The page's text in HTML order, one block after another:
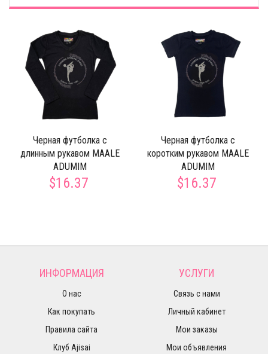
Черная футболка с
длинным рукавом MAALE
ADUMIM
$16.37
Черная футболка с
коротким рукавом MAALE
ADUMIM
$16.37
ИНФОРМАЦИЯ
О нас
Как покупать
Правила сайта
Клуб Ajisai
УСЛУГИ
Связь с нами
Личный кабинет
Мои заказы
Мои объявления